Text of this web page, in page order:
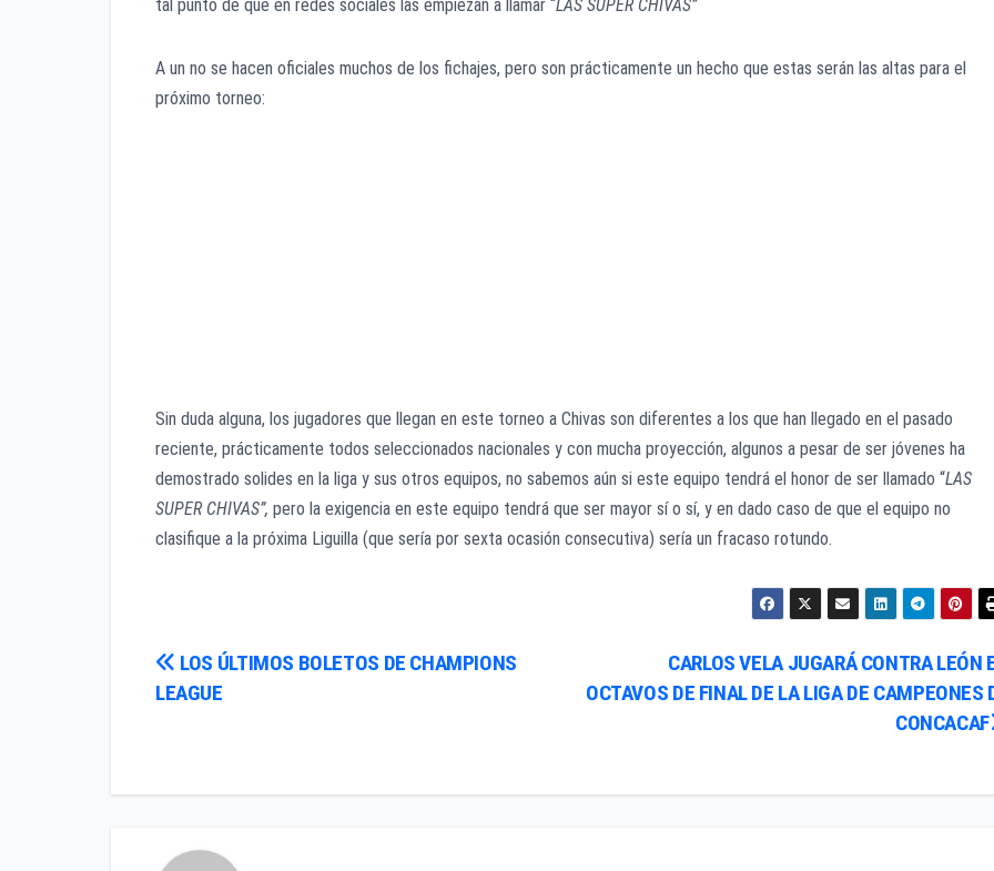
tal punto de que en redes sociales las empiezan a llamar “LAS SUPER CHIVAS”
A un no se hacen oficiales muchos de los fichajes, pero son prácticamente un hecho que estas serán las altas para el
próximo torneo:
Sin duda alguna, los jugadores que llegan en este torneo a Chivas son diferentes a los que han llegado en el pasado
reciente, prácticamente todos seleccionados nacionales y con mucha proyección, algunos a pesar de ser jóvenes ha
demostrado solides en la liga y sus otros equipos, no sabemos aún si este equipo tendrá el honor de ser llamado “LAS
SUPER CHIVAS”, pero la exigencia en este equipo tendrá que ser mayor sí o sí, y en dado caso de que el equipo no
clasifique a la próxima Liguilla (que sería por sexta ocasión consecutiva) sería un fracaso rotundo.
Navegación
CARLOS VELA JUGARÁ CONTRA LEÓN
OCTAVOS DE FINAL DE LA LIGA DE CAMPEONES
CONCACAF
LOS ÚLTIMOS BOLETOS DE CHAMPIONS
LEAGUE